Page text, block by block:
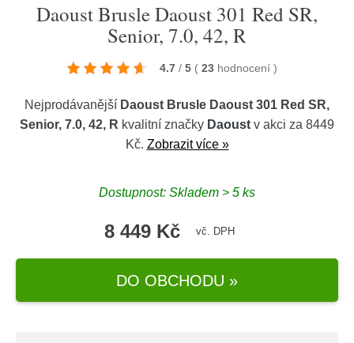
Daoust Brusle Daoust 301 Red SR,
Senior, 7.0, 42, R
4.7 / 5 ( 23 hodnocení )
Nejprodávanější Daoust Brusle Daoust 301 Red SR,
Senior, 7.0, 42, R kvalitní značky Daoust v akci za 8449
Kč. Zobrazit více »
Dostupnost: Skladem > 5 ks
8 449 Kč vč. DPH
DO OBCHODU »